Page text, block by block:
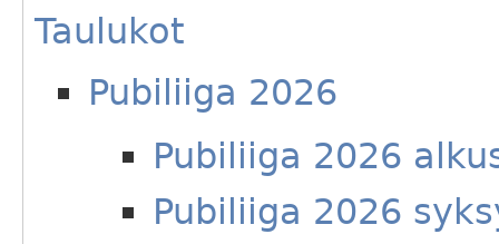
Taulukot
Pubiliiga 2026
Pubiliiga 2026
Pubiliiga 2026